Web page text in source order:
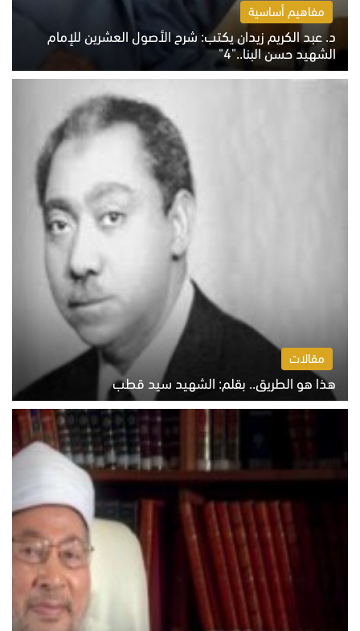
مفاهيم أساسية
د. عبد الكريم زيدان يكتب: شرح الأصول العشرين للإمام
الشهيد حسن البنا.."4"
الخميس 6 أغسطس 2026 10:27 ص
مقالات
هذا هو الطريق.. بقلم: الشهيد سيد قطب
الخميس 6 أغسطس 2026 10:52 ص